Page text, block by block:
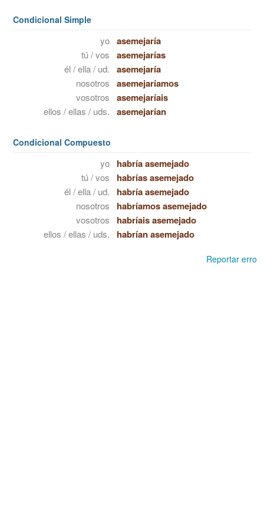
Condicional Simple
yo asemejaría
tú / vos asemejarías
él / ella / ud. asemejaría
nosotros asemejaríamos
vosotros asemejaríais
ellos / ellas / uds. asemejarían
Condicional Compuesto
yo habría asemejado
tú / vos habrías asemejado
él / ella / ud. habría asemejado
nosotros habríamos asemejado
vosotros habríais asemejado
ellos / ellas / uds. habrían asemejado
Reportar erro